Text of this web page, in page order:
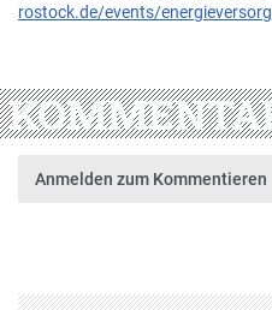
rostock.de/events/
Anmelden zum Kommentieren